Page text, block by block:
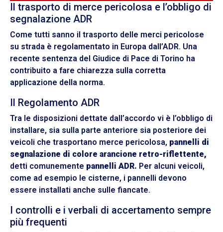
Il trasporto di merce pericolosa e l’obbligo di
segnalazione ADR
Come tutti sanno il trasporto delle merci pericolose
su strada è regolamentato in Europa dall’ADR. Una
recente sentenza del Giudice di Pace di Torino ha
contribuito a fare chiarezza sulla corretta
applicazione della norma.
Il Regolamento ADR
Tra le disposizioni dettate dall’accordo vi è l’obbligo di
installare, sia sulla parte anteriore sia posteriore dei
veicoli che trasportano merce pericolosa, pannelli di
segnalazione di colore arancione retro-riflettente,
detti comunemente pannelli ADR. Per alcuni veicoli,
come ad esempio le cisterne, i pannelli devono
essere installati anche sulle fiancate.
I controlli e i verbali di accertamento sempre
più frequenti